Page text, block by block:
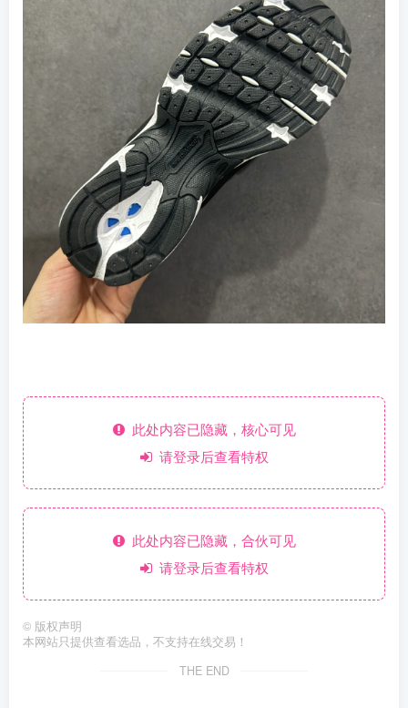
此处内容已隐藏，核心可见
请登录后查看特权
此处内容已隐藏，合伙可见
请登录后查看特权
© 版权声明
本网站只提供查看选品，不支持在线交易！
THE END